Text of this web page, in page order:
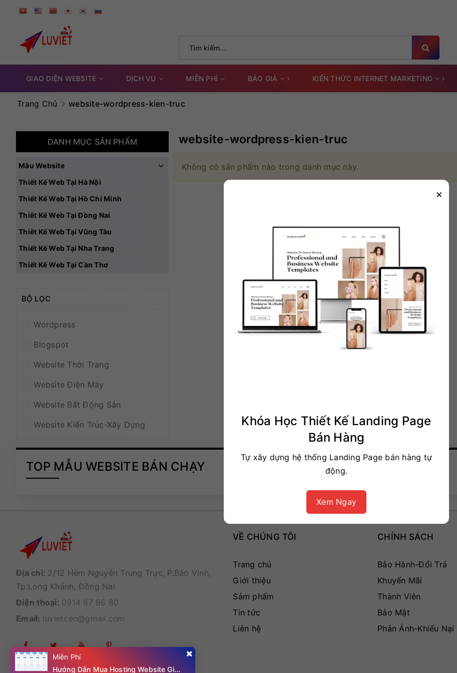
GIAO DIỆN WEBSITE DỊCH VỤ MIỄN PHÍ BÁO GIÁ KIẾN THỨC INTERNET MARKETING
Trang Chủ website-wordpress-kien-truc
website-wordpress-kien-truc
Không có sản phẩm nào trong danh mục này.
DANH MỤC SẢN PHẨM
Mẫu Website
Thiết Kế Web Tại Hà Nội
Thiết Kế Web Tại Hồ Chí Minh
Thiêt Kế Web Tại Đồng Nai
Thiêt Kế Web Tại Vũng Tàu
Thiết Kế Web Tại Nha Trang
Thiết Kế Web Tại Cần Thơ
BỘ LỌC
Wordpress
Blogspot
Website Thời Trang
Website Điện Máy
Website Bất Động Sản
Website Kiến Trúc-Xây Dựng
TOP MẪU WEBSITE BÁN CHẠY
Địa chỉ: 2/12 Hẻm Nguyễn Trung Trực, P.Bảo Vinh,
Tp.Long Khánh, Đồng Nai
Điện thoại: 0914 87 86 80
Email: luvietceo@gmail.com
VỀ CHÚNG TÔI
Trang chủ
Giới thiệu
Sảm phẩm
Tin tức
Liên hệ
CHÍNH SÁCH
Bảo Hành-Đổi Trả
Khuyến Mãi
Thành Viên
Bảo Mật
Phản Ánh-Khiếu Nại
Miễn Phí
Hướng Dẫn Mua Hosting Website Giá Rẻ
×
Khóa Học Thiết Kế Landing Page
Bán Hàng
Tự xây dựng hệ thống Landing Page bán hàng tự
động.
Xem Ngay